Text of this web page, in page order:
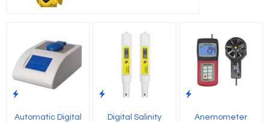
Automatic Digital
Digital Salinity
Anemometer